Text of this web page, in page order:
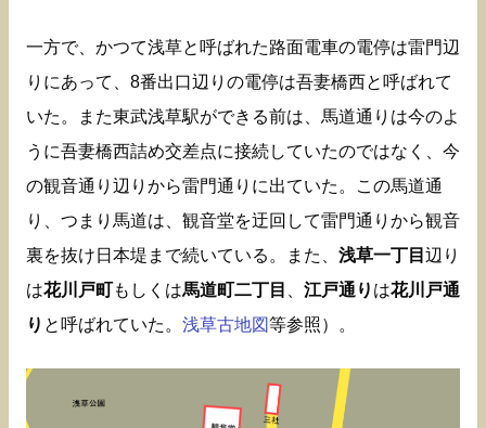
一方で、かつて浅草と呼ばれた路面電車の電停は雷門辺
りにあって、8番出口辺りの電停は吾妻橋西と呼ばれて
いた。また東武浅草駅ができる前は、馬道通りは今のよ
うに吾妻橋西詰め交差点に接続していたのではなく、今
の観音通り辺りから雷門通りに出ていた。この馬道通
り、つまり馬道は、観音堂を迂回して雷門通りから観音
裏を抜け日本堤まで続いている。また、 浅草一丁目 辺り
は花川戸町もしくは馬道町二丁目 江戸通り は花川戸通
り と呼ばれていた。 浅草古地図等参照）。